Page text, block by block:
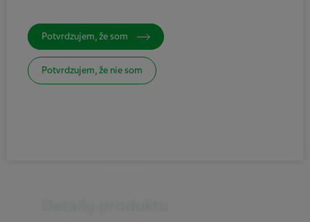
Potvrdzujem, že som
Potvrdzujem, že nie som